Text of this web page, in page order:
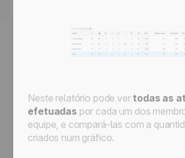
Neste relatório pode vertodas as
efetuadaspor cada um dos
equipe, e compará-las com a
criados num gráfico.